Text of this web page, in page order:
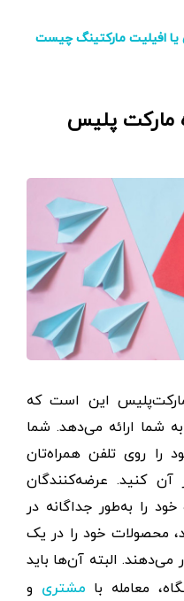
افیلیت مارکتینگ چیست
مارکت پلیس
این است که
شما ارائه می‌دهد. شما
را روی تلفن همراه‌تان
آن کنید. عرضه‌کنندگان
را به‌طور جداگانه در
محصولات خود را در یک
البته آن‌ها باید
معامله با مشتری و